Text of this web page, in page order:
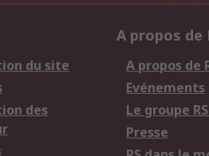
du site
des
A propos de
A propos de
Evénements
Le groupe
Presse